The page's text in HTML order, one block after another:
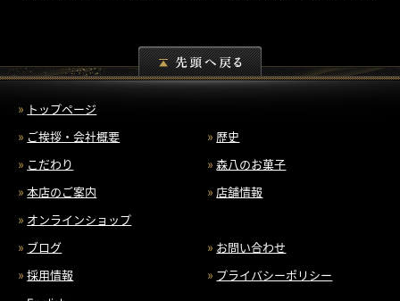
トップページ
ご挨拶・会社概要
歴史
こだわり
森八のお菓子
本店のご案内
店舗情報
オンラインショップ
ブログ
お問い合わせ
採用情報
プライバシーポリシー